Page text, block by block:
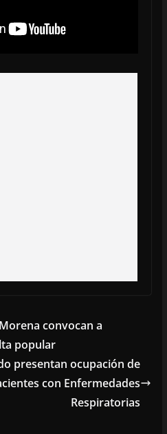
convocan a
popular
presentan ocupación de
con Enfermedades
Respiratorias